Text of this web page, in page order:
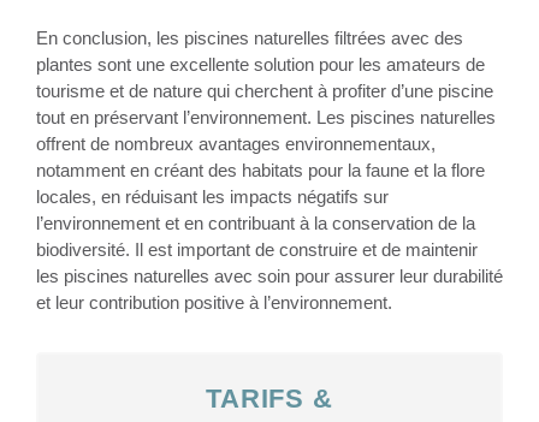
En conclusion, les piscines naturelles filtrées avec des
plantes sont une excellente solution pour les amateurs de
tourisme et de nature qui cherchent à profiter d’une piscine
tout en préservant l’environnement. Les piscines naturelles
offrent de nombreux avantages environnementaux,
notamment en créant des habitats pour la faune et la flore
locales, en réduisant les impacts négatifs sur
l’environnement et en contribuant à la conservation de la
biodiversité. Il est important de construire et de maintenir
les piscines naturelles avec soin pour assurer leur durabilité
et leur contribution positive à l’environnement.
TARIFS &